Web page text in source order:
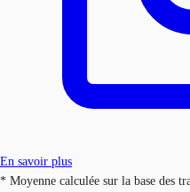
En savoir plus
* Moyenne calculée sur la base des